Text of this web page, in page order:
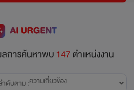
การค้นหาพบ147ตำแหน่งงาน
ำดับตาม :ความเกี่ยวข้อง